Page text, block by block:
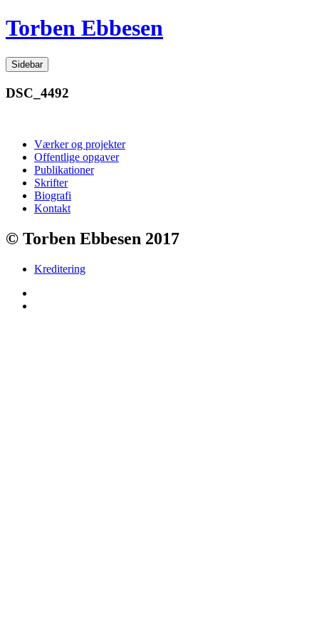
Videre
til
Torben Ebbesen
Sidebar
DSC_4492
Værker og projekter
Offentlige opgaver
Publikationer
Skrifter
Biografi
Kontakt
© Torben Ebbesen 2017
Kreditering